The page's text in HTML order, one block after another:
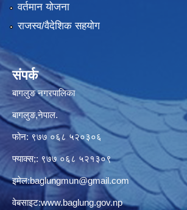
वर्तमान योजना
राजस्व/वैदेशिक सहयोग
संपर्क
बागलुङ नगरपालिका
बागलुङ,नेपाल.
फोन: ९७७ ०६८ ५२०३०६
फ्याक्स;: ९७७ ०६८ ५२१३०९
इमेल:baglungmun@gmail.com
वेबसाइट:www.baglung.gov.np